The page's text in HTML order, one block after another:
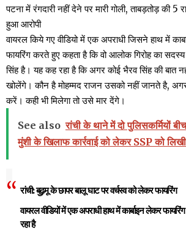
पटना में रंगदारी नहीं देने पर मारी गोली, ताबड़तोड़ की
हुआ आरोपी
वायरल किये गए वीडियो में एक अपराधी जिसने हाथ में
फायरिंग करते हुए कहता है कि वो आलोक गिरोह का
सिंह है। यह कह रहा है कि अगर कोई भैरव सिंह की बात
खोलेंगे। कौन है मोहम्मद राजन उसको नहीं जानते है,
करें। कही भी मिलेगा तो उसे मार देंगे।
See also रांची के थाने में दो पुलिसकर्मियों
मुंशी के खिलाफ कार्रवाई को लेकर SSP को
रांची: बुढ़मू के छापर बालू घाट पर वर्चस्व को लेकर फायरिंग
वायरल वीडियों में एक अपराधी हाथ में कार्बाइन लेकर
रहा है